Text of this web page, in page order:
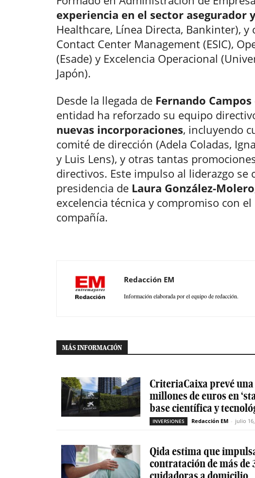
experiencia en el sector asegurador
Healthcare, Línea Directa, Bankinter),
Contact Center Management (ESIC),
(Esade) y Excelencia Operacional
Japón).
Desde la llegada de Fernando Campos
entidad ha reforzado su equipo
nuevas incorporaciones, incluyendo
comité de dirección (Adela Coladas,
y Luis Lens), y otras tantas
directivos. Este impulso al liderazgo se
presidencia de Laura González-Molero
excelencia técnica y compromiso con
compañía.
Redacción EM
Información elaborada por el equipo de redacción.
MÁS INFORMACIÓN
CriteriaCaixa prevé
millones de euros en
base científica y
INVERSIONES Redacción EM - julio
Qida estima que
contratación de más de